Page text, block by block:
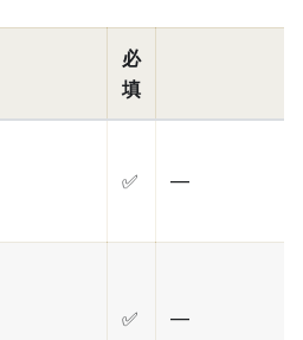
必
填
✅ —
✅ —